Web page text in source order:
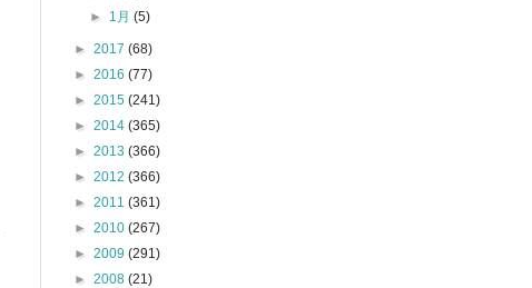
► 1月(5)
► 2017 (68)
► 2016 (77)
► 2015 (241)
► 2014 (365)
► 2013 (366)
► 2012 (366)
► 2011 (361)
► 2010 (267)
► 2009 (291)
► 2008 (21)